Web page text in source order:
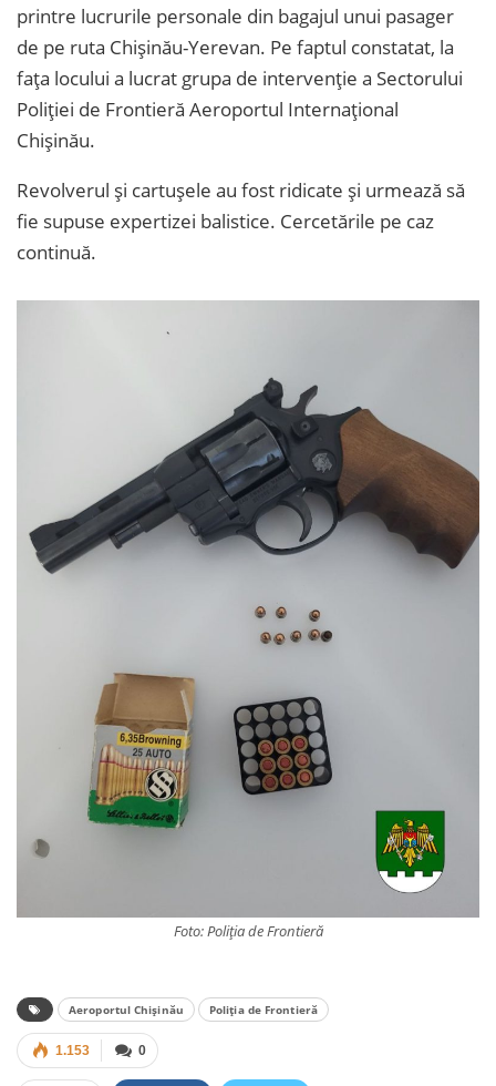
printre lucrurile personale din bagajul unui pasager
de pe ruta Chișinău-Yerevan. Pe faptul constatat, la
fața locului a lucrat grupa de intervenție a Sectorului
Poliției de Frontieră Aeroportul Internațional
Chișinău.
Revolverul și cartușele au fost ridicate și urmează să
fie supuse expertizei balistice. Cercetările pe caz
continuă.
Foto: Poliția de Frontieră
Aeroportul Chișinău Poliția de Frontieră
0
1.153